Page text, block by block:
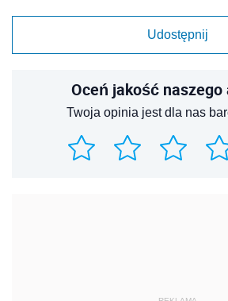
Udostępnij
Oceń jakość naszego
Twoja opinia jest dla nas